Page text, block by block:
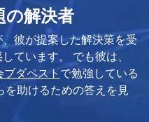
の解決者
彼が提案した解決策を受
ています。 でも彼は、
ダペスト で勉強している
を助けるための答えを見